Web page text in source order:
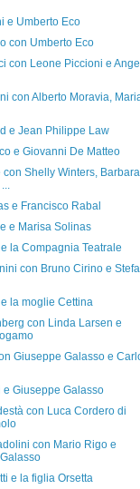
e Umberto Eco
con Umberto Eco
con Leone Piccioni e
con Alberto Moravia,
e Jean Philippe Law
e Giovanni De Matteo
con Shelly Winters, Barbara
e Francisco Rabal
e Marisa Solinas
la Compagnia Teatrale
con Bruno Cirino e
la moglie Cettina
con Linda Larsen e
Giuseppe Galasso e
Giuseppe Galasso
con Luca Cordero di
con Mario Rigo e
e la figlia Orsetta